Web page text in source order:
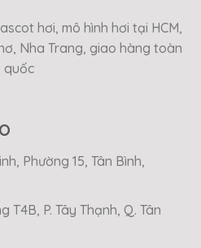
hơi, mô hình hơi tại HCM,
Nha Trang, giao hàng toàn
quốc
Phường 15, Tân Bình,
T4B, P. Tây Thạnh, Q. Tân